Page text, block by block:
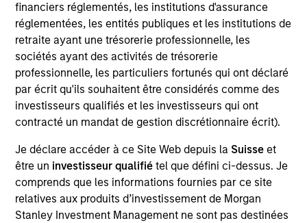
financiers réglementés, les institutions d'assurance
réglementées, les entités publiques et les institutions de
retraite ayant une trésorerie professionnelle, les
sociétés ayant des activités de trésorerie
professionnelle, les particuliers fortunés qui ont déclaré
par écrit qu'ils souhaitent être considérés comme des
investisseurs qualifiés et les investisseurs qui ont
contracté un mandat de gestion discrétionnaire écrit).
Je déclare accéder à ce Site Web depuis la Suisse et
être un investisseur qualifiétel que défini ci-dessus. Je
comprends que les informations fournies par ce site
relatives aux produits d’investissement de Morgan
Stanley Investment Management ne sont pas destinées
Sarah is a portfolio specialist on the International
Equity team, based in London. She joined Morgan
Stanley in November 2024 and has 15 years of
industry experience. Prior to joining the firm, she
spent 13 years at BlackRock, most recently as Head
of Product Strategy for the Global and UK
Fundamental Equity teams. Prior to that Sarah
worked in Investment Relations at a multi-strategy
hedge fund. Sarah started her career in consulting
for the third sector, working on fundraising
campaigns across a range of charities. Sarah holds
a MSc in Sociology and BSc in Psychology, both
from Oriel College, Oxford University.